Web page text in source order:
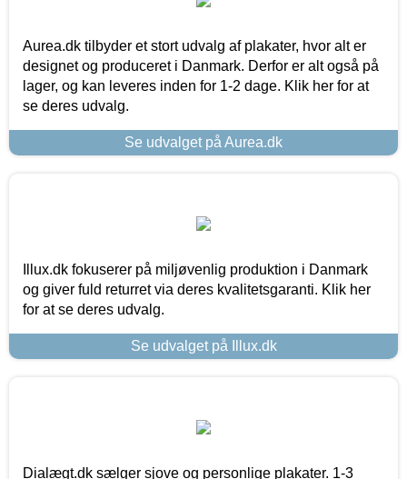
Aurea.dk tilbyder et stort udvalg af plakater, hvor alt er
designet og produceret i Danmark. Derfor er alt også på
lager, og kan leveres inden for 1-2 dage. Klik her for at
se deres udvalg.
Se udvalget på Aurea.dk
Illux.dk fokuserer på miljøvenlig produktion i Danmark
og giver fuld returret via deres kvalitetsgaranti. Klik her
for at se deres udvalg.
Se udvalget på Illux.dk
Dialægt.dk sælger sjove og personlige plakater. 1-3